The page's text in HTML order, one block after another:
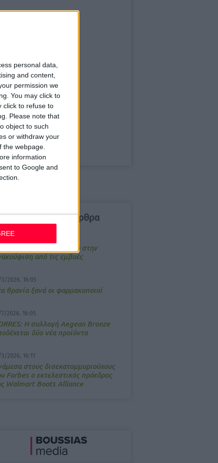
personal data,
and content,
permission we
You may click to
click to refuse to
Please note that
object to such
or withdraw your
webpage.
information
to Google and
δημοφιλέστερα άρθρα
2026, 17:25
Αποτελεσματικό στην
από τις εμβοές
3/2026, 16:05
θρανία ξανά οι φαρμακοποιοί
7/2026, 16:05
Η συλλογή Aegean Bronze
δύο νέα προϊόντα
3/2026, 16:11
στους δισεκατομμυριούχους
Forbes o εκτελεστικός πρόεδρος
Walmart Boots Alliance